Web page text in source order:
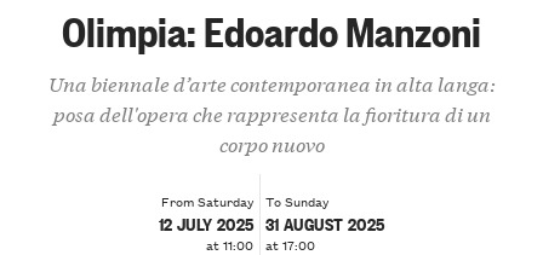
Olimpia: Edoardo Manzoni
Una biennale d’arte contemporanea in alta langa:
posa dell'opera che rappresenta la fioritura di un
corpo nuovo
From Saturday
12 JULY 2025
at 11:00
To Sunday
31 AUGUST 2025
at 17:00